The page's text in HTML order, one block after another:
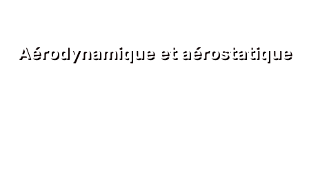
Aérodynamique et aérostatique